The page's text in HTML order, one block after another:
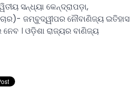
ସନ୍ଧ୍ୟା କେନ୍ଦ୍ରାପଡ଼ା,
ଜମ୍ବୁଦ୍ୱୀପର ନୌବାଣିଜ୍ୟ ଇତିହାସ
। ଓଡ଼ିଶା ରାଜ୍ୟର ବାଣିଜ୍ୟ